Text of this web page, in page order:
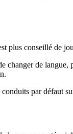
plus conseillé de
changer de
par défaut